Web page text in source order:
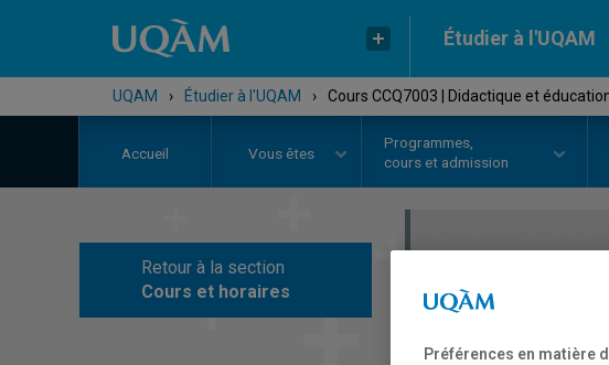
Étudier à l'UQAM
UQAM › Étudier à l'UQAM › Cours CCQ7003 | Didactique et
Accueil Vous êtes
Programmes,
cours et admission
Retour à la section
Cours et horaires
COURS
Préférences en matière